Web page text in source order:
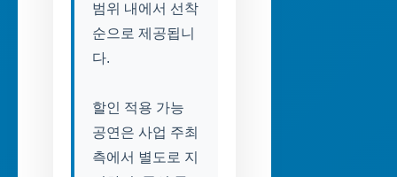
범위 내에서 선착
순으로 제공됩니
다.
할인 적용 가능
공연은 사업 주최
측에서 별도로 지